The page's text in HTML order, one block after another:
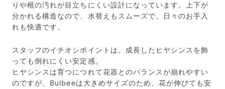
りや根の汚れが目立ちにくい設計になっています。上下が
分かれる構造なので、水替えもスムーズで、日々のお手入
れも快適です。
スタッフのイチオシポイントは、成長したヒヤシンスを飾
っても倒れにくい安定感。
ヒヤシンスは育つにつれて花器とのバランスが崩れやすい
のですが、Bulbeeは大きめサイズのため、花が伸びても安